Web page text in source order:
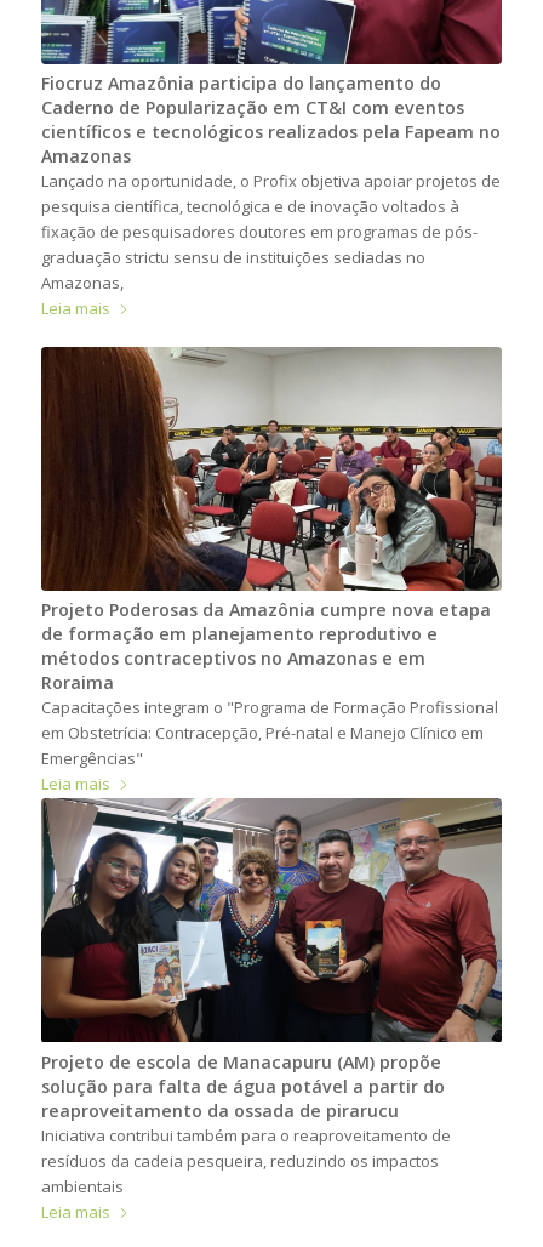
Fiocruz Amazônia participa do lançamento do
Caderno de Popularização em CT&I com eventos
científicos e tecnológicos realizados pela Fapeam no
Amazonas
Lançado na oportunidade, o Profix objetiva apoiar projetos de
pesquisa científica, tecnológica e de inovação voltados à
fixação de pesquisadores doutores em programas de pós-
graduação strictu sensu de instituições sediadas no
Amazonas,
Leia mais
Projeto Poderosas da Amazônia cumpre nova etapa
de formação em planejamento reprodutivo e
métodos contraceptivos no Amazonas e em
Roraima
Capacitações integram o "Programa de Formação Profissional
em Obstetrícia: Contracepção, Pré-natal e Manejo Clínico em
Emergências"
Leia mais
Projeto de escola de Manacapuru (AM) propõe
solução para falta de água potável a partir do
reaproveitamento da ossada de pirarucu
Iniciativa contribui também para o reaproveitamento de
resíduos da cadeia pesqueira, reduzindo os impactos
ambientais
Leia mais